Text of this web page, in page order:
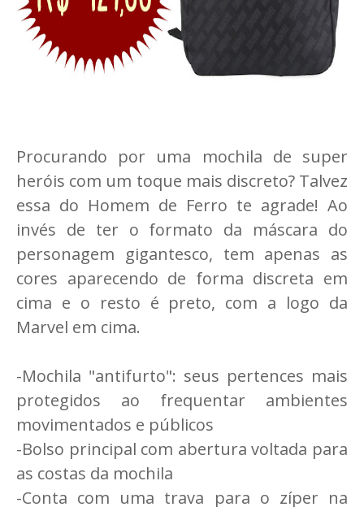
Procurando por uma mochila de super
heróis com um toque mais discreto? Talvez
essa do Homem de Ferro te agrade! Ao
invés de ter o formato da máscara do
personagem gigantesco, tem apenas as
cores aparecendo de forma discreta em
cima e o resto é preto, com a logo da
Marvel em cima.
-Mochila "antifurto": seus pertences mais
protegidos ao frequentar ambientes
movimentados e públicos
-Bolso principal com abertura voltada para
as costas da mochila
-Conta com uma trava para o zíper na